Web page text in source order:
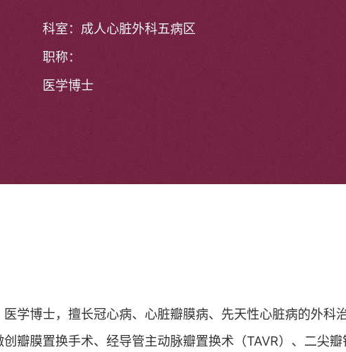
科室：成人心脏外科五病区
职称：
医学博士
学博士，擅长冠心病、心脏瓣膜病、先天性心脏病的外
瓣膜置换手术、经导管主动脉瓣置换术（TAVR）、二尖瓣